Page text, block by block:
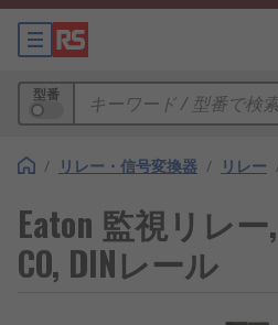
型番
/ リレー・信号変換器 / リレー
Eaton 監視リレ
CO, DINレール